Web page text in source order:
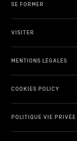
SE FORMER
VISITER
MENTIONS LÉGALES
COOKIES POLICY
POLITIQUE VIE PRIVÉE